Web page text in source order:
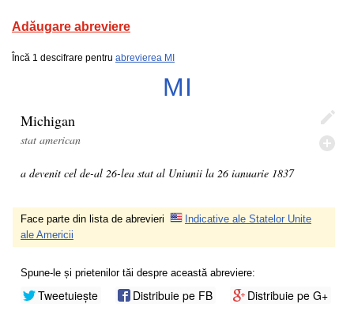
Adăugare abreviere
Încă 1 descifrare pentru abrevierea MI
MI
Michigan
stat american
a devenit cel de-al 26-lea stat al Uniunii la 26 ianuarie 1837
Face parte din lista de abrevieri
Indicative ale Statelor Unite
ale Americii
Spune-le și prietenilor tăi despre această abreviere:
Tweetuiește Distribuie pe FB Distribuie pe G+